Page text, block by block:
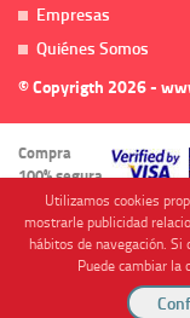
Empresas
Quiénes Somos
© Copyrigth 2026 -
Compra
100% segura
Cofinanciado por
Utilizamos cookies
mostrarle publicidad
hábitos de navegación. Si
Puede cambiar la